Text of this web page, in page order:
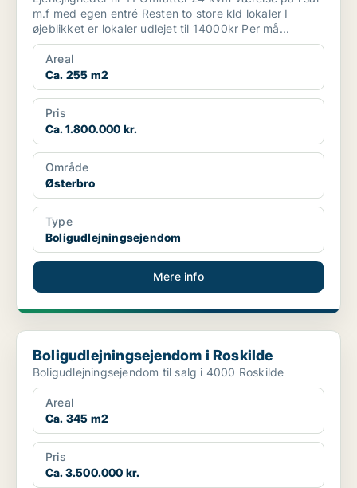
m.f med egen entré Resten to store kld lokaler I
øjeblikket er lokaler udlejet til 14000kr Per må...
Areal
Ca. 255 m2
Pris
Ca. 1.800.000 kr.
Område
Østerbro
Type
Boligudlejningsejendom
Mere info
Boligudlejningsejendom i Roskilde
Boligudlejningsejendom i Roskilde
Boligudlejningsejendom til salg i 4000 Roskilde
Areal
Ca. 345 m2
Pris
Ca. 3.500.000 kr.